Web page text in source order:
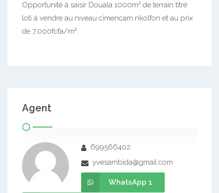
Opportunité à saisir Douala 1000m² de terrain titré
loti à vendre au niveau cimencam nkolfon et au prix
de 7.000fcfa/m²
Agent
699566402
yvesambida@gmail.com
WhatsApp 1